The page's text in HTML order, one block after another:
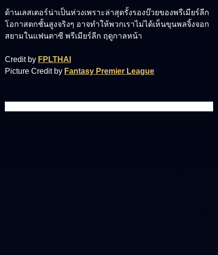
ด้านเลสเตอร์น่าเป็นห่วงเพราะล่าสุดรั้งรองบ๊วยของพรีเมียร์ลีก
โอกาสตกชั้นสูงจริงๆ อาจทำให้พวกเราไม่ได้เห็นขุนพลจิ้งจอก
สยามในแฟนตาซี พรีเมียร์ลีก ฤดูกาลหน้า
Credit by FPLTHAI
Picture Credit by Fantasy Premier League